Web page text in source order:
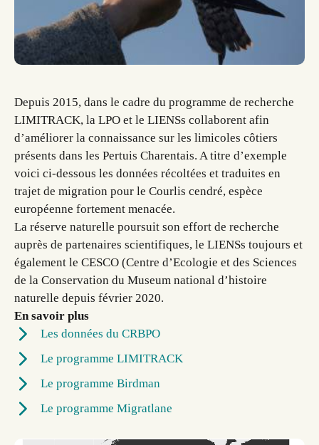
Depuis 2015, dans le cadre du programme de recherche
LIMITRACK, la LPO et le LIENSs collaborent afin
d’améliorer la connaissance sur les limicoles côtiers
présents dans les Pertuis Charentais. A titre d’exemple
voici ci-dessous les données récoltées et traduites en
trajet de migration pour le Courlis cendré, espèce
européenne fortement menacée.
La réserve naturelle poursuit son effort de recherche
auprès de partenaires scientifiques, le LIENSs toujours et
également le CESCO (Centre d’Ecologie et des Sciences
de la Conservation du Museum national d’histoire
naturelle depuis février 2020.
En savoir plus
Les données du CRBPO
Le programme LIMITRACK
Le programme Birdman
Le programme Migratlane